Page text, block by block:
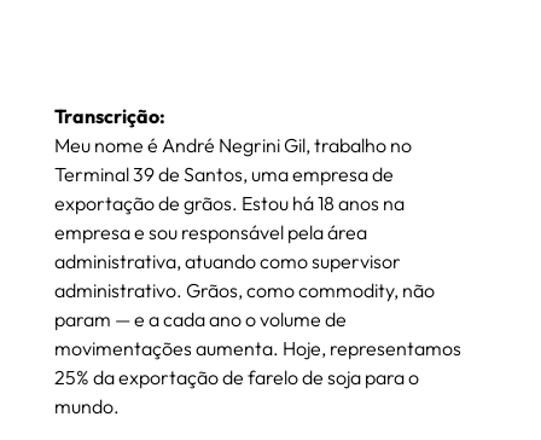
Transcrição:
Meu nome é André Negrini Gil, trabalho no
Terminal 39 de Santos, uma empresa de
exportação de grãos. Estou há 18 anos na
empresa e sou responsável pela área
administrativa, atuando como supervisor
administrativo. Grãos, como commodity, não
param — e a cada ano o volume de
movimentações aumenta. Hoje, representamos
25% da exportação de farelo de soja para o
mundo.